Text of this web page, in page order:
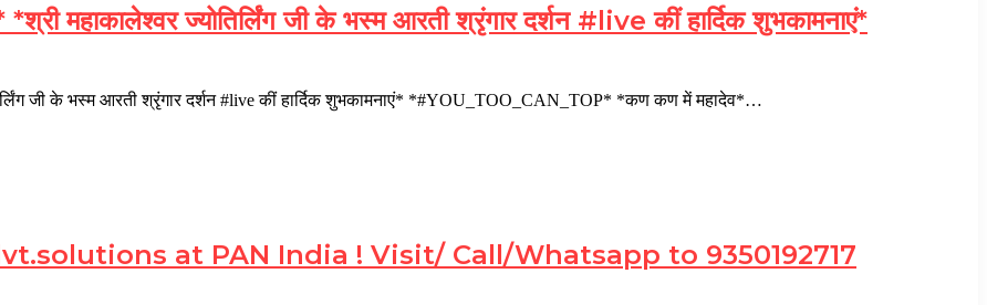
महाकालेश्वर ज्योतिर्लिंग जी के भस्म आरती श्रृंगार दर्शन #live कीं हार्दिक शुभकामनाएं*
जी के भस्म आरती श्रृंगार दर्शन #live कीं हार्दिक शुभकामनाएं* *#YOU_TOO_CAN_TOP* *कण कण में महादेव*…
at PAN India ! Visit/ Call/Whatsapp to 9350192717